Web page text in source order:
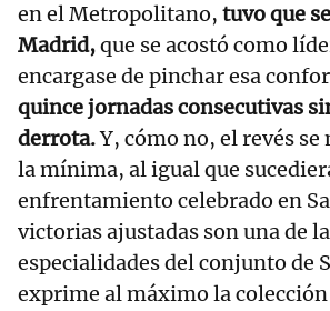
en el Metropolitano, tuvo que
Madrid,que se acostó como
encargase de pinchar esa
quince jornadas consecutivas
derrota.Y, cómo no, el revés
la mínima, al igual que
enfrentamiento celebrado en
victorias ajustadas son una de
especialidades del conjunto de
exprime al máximo la colección